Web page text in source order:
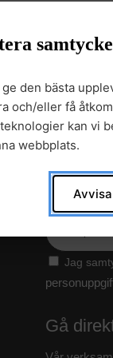
som
av
Anmäl
Epost
Jag
Gå
samtycke
ge den bästa
och/eller få
kan vi
webbplats.